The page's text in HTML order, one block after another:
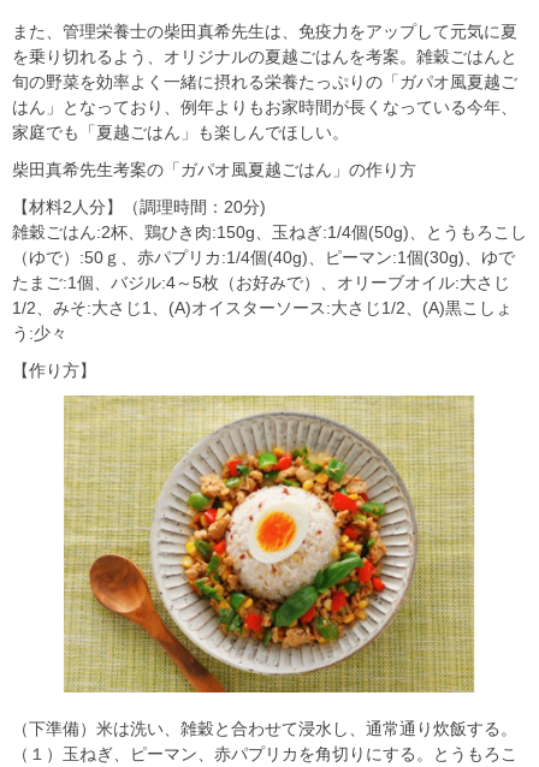
また、管理栄養士の柴田真希先生は、免疫力をアップして元気に夏
を乗り切れるよう、オリジナルの夏越ごはんを考案。雑穀ごはんと
旬の野菜を効率よく一緒に摂れる栄養たっぷりの「ガパオ風夏越ご
はん」となっており、例年よりもお家時間が長くなっている今年、
家庭でも「夏越ごはん」も楽しんでほしい。
柴田真希先生考案の「ガパオ風夏越ごはん」の作り方
【材料2人分】（調理時間：20分)
雑穀ごはん:2杯、鶏ひき肉:150g、玉ねぎ:1/4個(50g)、とうもろこし
（ゆで）:50ｇ、赤パプリカ:1/4個(40g)、ピーマン:1個(30g)、ゆで
たまご:1個、バジル:4～5枚（お好みで）、オリーブオイル:大さじ
1/2、みそ:大さじ1、(A)オイスターソース:大さじ1/2、(A)黒こしょ
う:少々
【作り方】
（下準備）米は洗い、雑穀と合わせて浸水し、通常通り炊飯する。
（１）玉ねぎ、ピーマン、赤パプリカを角切りにする。とうもろこ